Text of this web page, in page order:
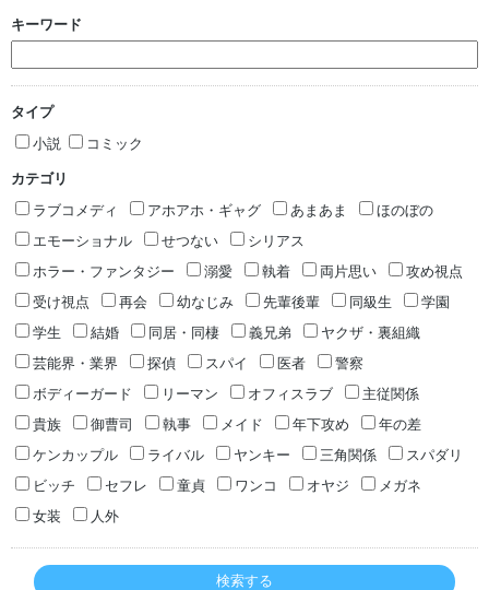
キーワード
タイプ
小説
コミック
カテゴリ
ラブコメディ
アホアホ・ギャグ あまあま
ほのぼの
エモーショナル
せつない
シリアス
ホラー・ファンタジー
溺愛 執着 両片思い
攻め視点
受け視点
再会 幼なじみ 先輩後輩 同級生
学園
学生
結婚 同居・同棲 義兄弟
ヤクザ・裏組織
芸能界・業界
探偵 スパイ 医者
警察
ボディーガード
リーマン オフィスラブ
主従関係
貴族
御曹司 執事 メイド 年下攻め
年の差
ケンカップル
ライバル ヤンキー 三角関係
スパダリ
ビッチ
セフレ 童貞 ワンコ オヤジ
メガネ
女装
人外
検索する